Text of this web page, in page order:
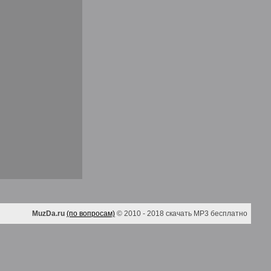
MuzDa.ru (по вопросам) © 2010 - 2018 скачать MP3 бесплатно